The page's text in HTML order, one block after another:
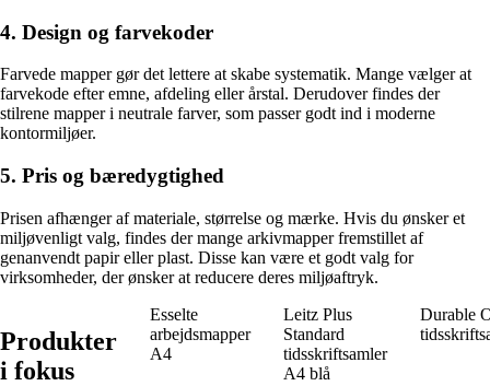
4. Design og farvekoder
Farvede mapper gør det lettere at skabe systematik. Mange vælger at
farvekode efter emne, afdeling eller årstal. Derudover findes der
stilrene mapper i neutrale farver, som passer godt ind i moderne
kontormiljøer.
5. Pris og bæredygtighed
Prisen afhænger af materiale, størrelse og mærke. Hvis du ønsker et
miljøvenligt valg, findes der mange arkivmapper fremstillet af
genanvendt papir eller plast. Disse kan være et godt valg for
virksomheder, der ønsker at reducere deres miljøaftryk.
Produkter
i fokus
Esselte
arbejdsmapper
A4
Leitz Plus
Standard
tidsskriftsamler
A4 blå
Durable